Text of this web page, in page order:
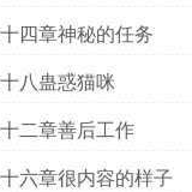
四章神秘的任务
八蛊惑猫咪
二章善后工作
六章很内容的样子